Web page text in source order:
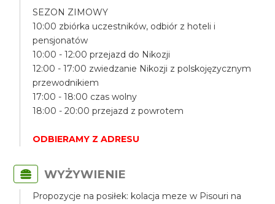
SEZON ZIMOWY
10:00 zbiórka uczestników, odbiór z hoteli i
pensjonatów
10:00 - 12:00 przejazd do Nikozji
12:00 - 17:00 zwiedzanie Nikozji z polskojęzycznym
przewodnikiem
17:00 - 18:00 czas wolny
18:00 - 20:00 przejazd z powrotem
ODBIERAMY Z ADRESU
WYŻYWIENIE
Propozycje na posiłek: kolacja meze w Pisouri na